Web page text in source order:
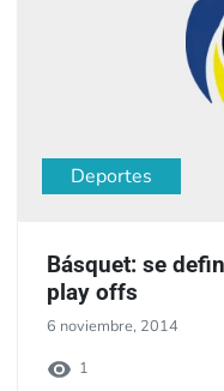
Deportes
Básquet: se
play offs
6 noviembre, 2014
1